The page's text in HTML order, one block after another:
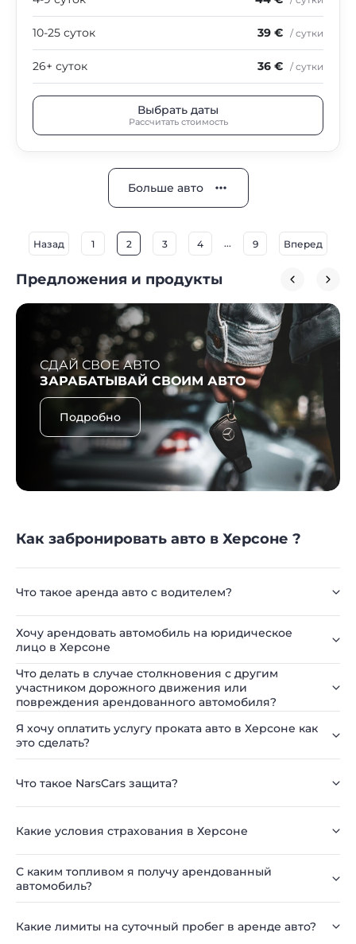
10-25 суток 39 € / сутки
26+ суток 36 € / сутки
Выбрать даты
Рассчитать стоимость
Больше авто
Назад 1 2 3 4 ... 9 Вперед
Предложения и продукты
СДАЙ СВОЕ АВТО
ЗАРАБАТЫВАЙ СВОИМ АВТО
Подробно
Как забронировать авто в Херсоне ?
Что такое аренда авто с водителем?
Хочу арендовать автомобиль на юридическое
лицо в Херсоне
Что делать в случае столкновения с другим
участником дорожного движения или
повреждения арендованного автомобиля?
Я хочу оплатить услугу проката авто в Херсоне как
это сделать?
Что такое NarsCars защита?
Какие условия страхования в Херсоне
С каким топливом я получу арендованный
автомобиль?
Какие лимиты на суточный пробег в аренде авто?